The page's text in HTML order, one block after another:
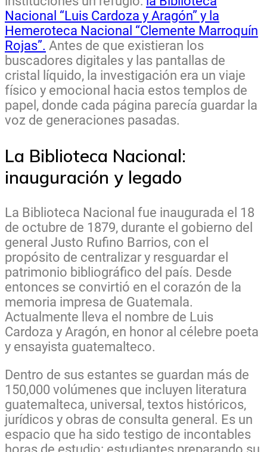
Nacional “Luis Cardoza y Aragón” y la
Hemeroteca Nacional “Clemente Marroquín
Rojas”. Antes de que existieran los
buscadores digitales y las pantallas de
cristal líquido, la investigación era un viaje
físico y emocional hacia estos templos de
papel, donde cada página parecía guardar la
voz de generaciones pasadas.
La Biblioteca Nacional:
inauguración y legado
La Biblioteca Nacional fue inaugurada el 18
de octubre de 1879, durante el gobierno del
general Justo Rufino Barrios, con el
propósito de centralizar y resguardar el
patrimonio bibliográfico del país. Desde
entonces se convirtió en el corazón de la
memoria impresa de Guatemala.
Actualmente lleva el nombre de Luis
Cardoza y Aragón, en honor al célebre poeta
y ensayista guatemalteco.
Dentro de sus estantes se guardan más de
150,000 volúmenes que incluyen literatura
guatemalteca, universal, textos históricos,
jurídicos y obras de consulta general. Es un
espacio que ha sido testigo de incontables